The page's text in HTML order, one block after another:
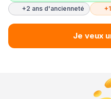
+2 ans d'ancienneté
Je veux